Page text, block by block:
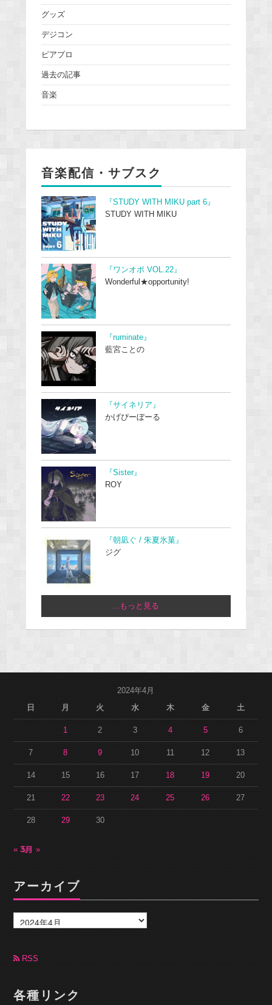
グッズ
デジコン
ピアプロ
過去の記事
音楽
音楽配信・サブスク
『STUDY WITH MIKU part 6』
STUDY WITH MIKU
『ワンオポ VOL.22』
Wonderful★opportunity!
『ruminate』
藍宮ことの
『サイネリア』
かげぴーぼーる
『Sister』
ROY
『朝凪ぐ / 朱夏氷菓』
ジグ
...もっと見る
2024年4月
日
月 火 水 木 金 土
1 2 3 4 5 6
7 8 9 10 11 12 13
14 15 16 17 18 19 20
21 22 23 24 25 26 27
28 29 30
« 3月5月 »
アーカイブ
ー
カ
ブ RSS
各種リンク